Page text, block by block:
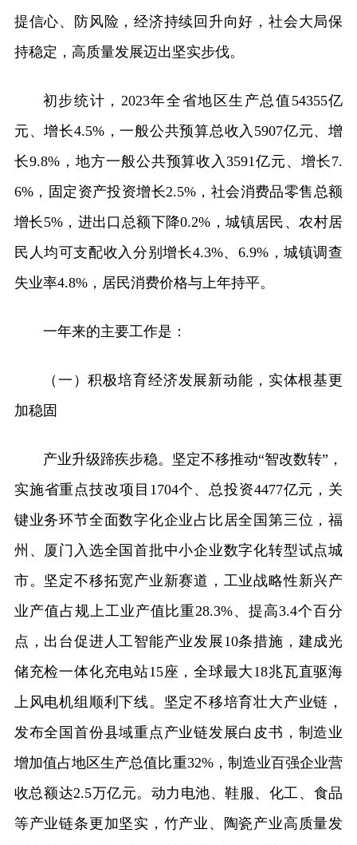
提信心、防风险，经济持续回升向好，社会大局保
持稳定，高质量发展迈出坚实步伐。
初步统计，2023年全省地区生产总值54355亿
元、增长4.5%，一般公共预算总收入5907亿元、增
长9.8%，地方一般公共预算收入3591亿元、增长7.
6%，固定资产投资增长2.5%，社会消费品零售总额
增长5%，进出口总额下降0.2%，城镇居民、农村居
民人均可支配收入分别增长4.3%、6.9%，城镇调查
失业率4.8%，居民消费价格与上年持平。
一年来的主要工作是：
（一）积极培育经济发展新动能，实体根基更
加稳固
产业升级蹄疾步稳。坚定不移推动“智改数转”，
实施省重点技改项目1704个、总投资4477亿元，关
键业务环节全面数字化企业占比居全国第三位，福
州、厦门入选全国首批中小企业数字化转型试点城
市。坚定不移拓宽产业新赛道，工业战略性新兴产
业产值占规上工业产值比重28.3%、提高3.4个百分
点，出台促进人工智能产业发展10条措施，建成光
储充检一体化充电站15座，全球最大18兆瓦直驱海
上风电机组顺利下线。坚定不移培育壮大产业链，
发布全国首份县域重点产业链发展白皮书，制造业
增加值占地区生产总值比重32%，制造业百强企业营
收总额达2.5万亿元。动力电池、鞋服、化工、食品
等产业链条更加坚实，竹产业、陶瓷产业高质量发